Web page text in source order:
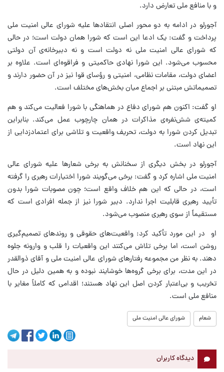
و با منافع ملی تعارض دارد.
آجورلو در ادامه به دو محور اصلی انتقادها علیه شورای عالی امنیت ملی
پرداخت و گفت: یک ادعا این است که شورا همان دولت است؛ در حالی
که شورای عالی امنیت ملی نه دولت است و نه دبیرخانه‌ی آن دولتی
محسوب می‌شود. این شورا نهادی حاکمیتی و فراقوه‌ای است. علاوه بر
اعضای دولت، مقامات نظامی، امنیتی و رؤسای قوا نیز در آن حضور دارند و
تصمیماتش مبتنی بر اجماع میان بخش‌های مختلف است.
او گفت: اکنون هم شورای دفاع در هماهنگی با شورا فعالیت می‌کند و هم
کمیته‌ی شش‌نفره‌ی مذاکرات در همان چارچوب عمل می‌کند. بنابراین
تبدیل کردن شورا به دولت، تحریف واقعیت و تلاشی برای اعتمادزدایی از
این نهاد است.
آجورلو در بخش دیگری از سخنانش به برخی شعارها علیه شورای عالی
امنیت ملی اشاره کرد و گفت: برخی می‌گویند شورا اختیارات رهبری را گرفته
است، در حالی که این هم خلاف واقع است؛ چون مصوبات شورا بدون
تأیید رهبری قابلیت اجرا ندارد. دبیر شورا نیز از جمله افرادی است که
مستقیماً از سوی رهبری منصوب می‌شود.
او در ‌این مورد تأکید کرد: واقعیت‌های حقوقی و روندهای تصمیم‌گیری
روشن است، اما برخی تلاش می‌کنند این واقعیات را قلب و وارونه جلوه
دهند. به نظر من مجموعه رفتارهای شورای عالی امنیت ملی و آقای ذوالقدر
در این مدت، برای برخی گروه‌ها خوشایند نبوده و به همین دلیل در حال
تخریب و بی‌اعتبار کردن اصل این نهاد هستند؛ اقدامی که کاملاً مغایر با
منافع ملی است.
شعام شورای عالی امنیت ملی
دیدگاه کاربران